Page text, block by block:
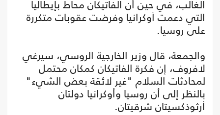
الغالب، في حين أن الفاتيكان محاط بإيطاليا
التي دعمت أوكرانيا وفرضت عقوبات متكررة
على روسيا.
والجمعة، قال وزير الخارجية الروسي، سيرغي
لافروف، إن فكرة الفاتيكان كمكان محتمل
لمحادثات السلام "غير لائقة بعض الشيء"
بالنظر إلى أن روسيا وأوكرانيا دولتان
أرثوذكسيتان شرقيتان.